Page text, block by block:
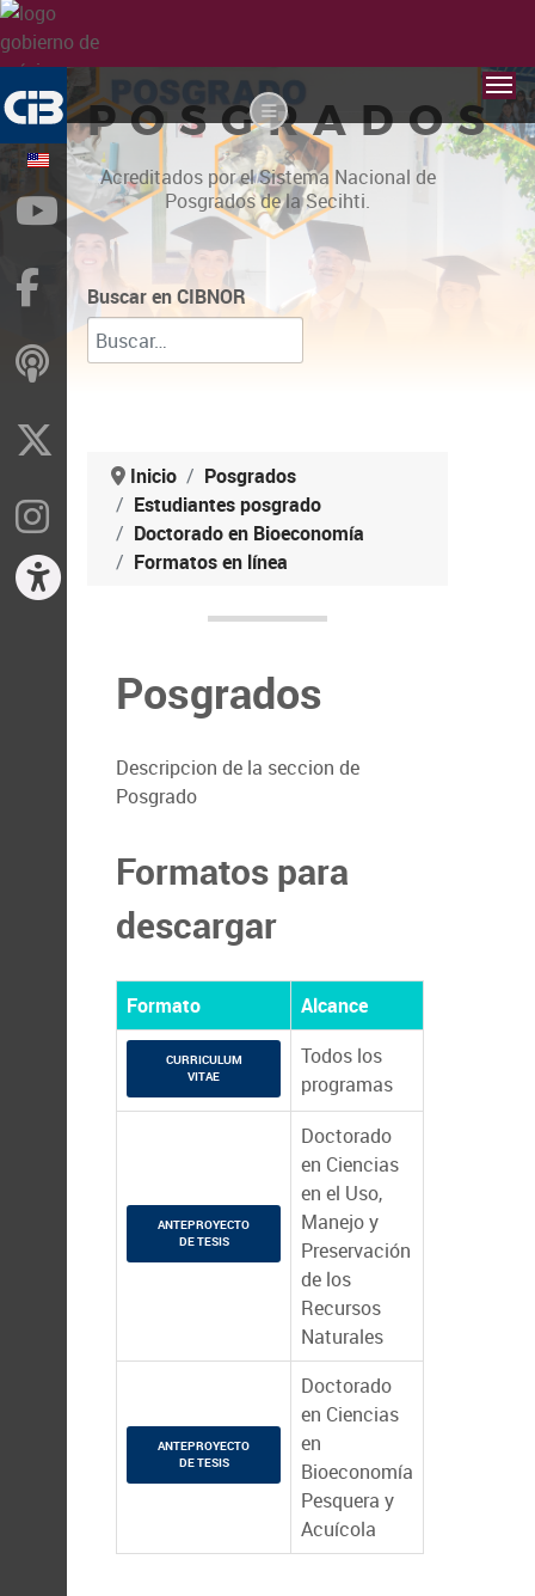
POSGRADOS
Acreditados por el Sistema Nacional de
Posgrados de la Secihti.
Buscar en CIBNOR
Inicio
Posgrados
Estudiantes posgrado
Doctorado en Bioeconomía
Formatos en línea
Posgrados
Descripcion de la seccion de
Posgrado
Formatos para
descargar
Formato Alcance
CURRICULUM
VITAE
Todos los
programas
ANTEPROYECTO
DE TESIS
Doctorado
en Ciencias
en el Uso,
Manejo y
Preservación
de los
Recursos
Naturales
ANTEPROYECTO
DE TESIS
Doctorado
en Ciencias
en
Bioeconomía
Pesquera y
Acuícola
YouTube
Facebook
ivoox
Instragram